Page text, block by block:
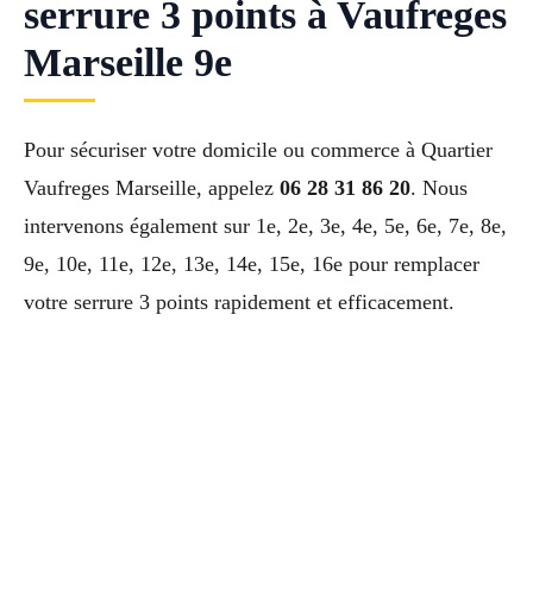
serrure 3 points à Vaufreges
Marseille 9e
Pour sécuriser votre domicile ou commerce à Quartier
Vaufreges Marseille, appelez 06 28 31 86 20. Nous
intervenons également sur 1e, 2e, 3e, 4e, 5e, 6e, 7e, 8e,
9e, 10e, 11e, 12e, 13e, 14e, 15e, 16e pour remplacer
votre serrure 3 points rapidement et efficacement.